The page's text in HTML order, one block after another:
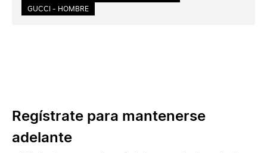
GUCCI - HOMBRE
Regístrate para mantenerse
adelante